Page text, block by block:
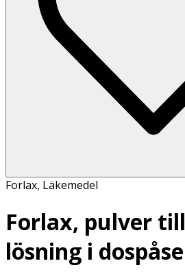
Forlax, Läkemedel
Forlax, pulver
lösning i